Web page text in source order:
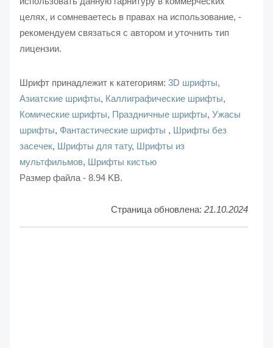
целях, и сомневаетесь в правах на использование, -
рекомендуем связаться с автором и уточнить тип
лицензии.
Шрифт принадлежит к категориям: 3D шрифты,
Азиатские шрифты, Каллиграфические шрифты,
Комические шрифты, Праздничные шрифты, Ужасы
шрифты, Фантастические шрифты , Шрифты без
засечек, Шрифты для тату, Шрифты из
мультфильмов, Шрифты кистью
Размер файла - 8.94 KB.
Страница обновлена: 21.10.2024